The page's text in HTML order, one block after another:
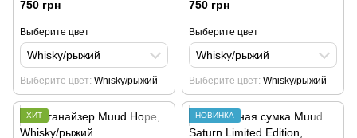
750 грн
Выберите цвет
Whisky/рыжий
Выберите цвет Whisky/рыжий
750 грн
Выберите цвет
Whisky/рыжий
Выберите цвет Whisky/рыжий
ХИТ НОВИНКА